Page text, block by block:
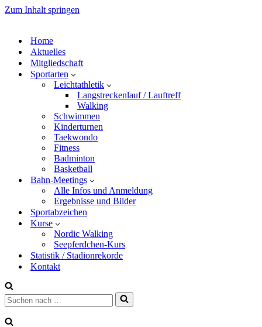
Zum Inhalt springen
Home
Aktuelles
Mitgliedschaft
Sportarten
Leichtathletik
Langstreckenlauf / Lauftreff
Walking
Schwimmen
Kinderturnen
Taekwondo
Fitness
Badminton
Basketball
Bahn-Meetings
Alle Infos und Anmeldung
Ergebnisse und Bilder
Sportabzeichen
Kurse
Nordic Walking
Seepferdchen-Kurs
Statistik / Stadionrekorde
Kontakt
Suchen
nach …